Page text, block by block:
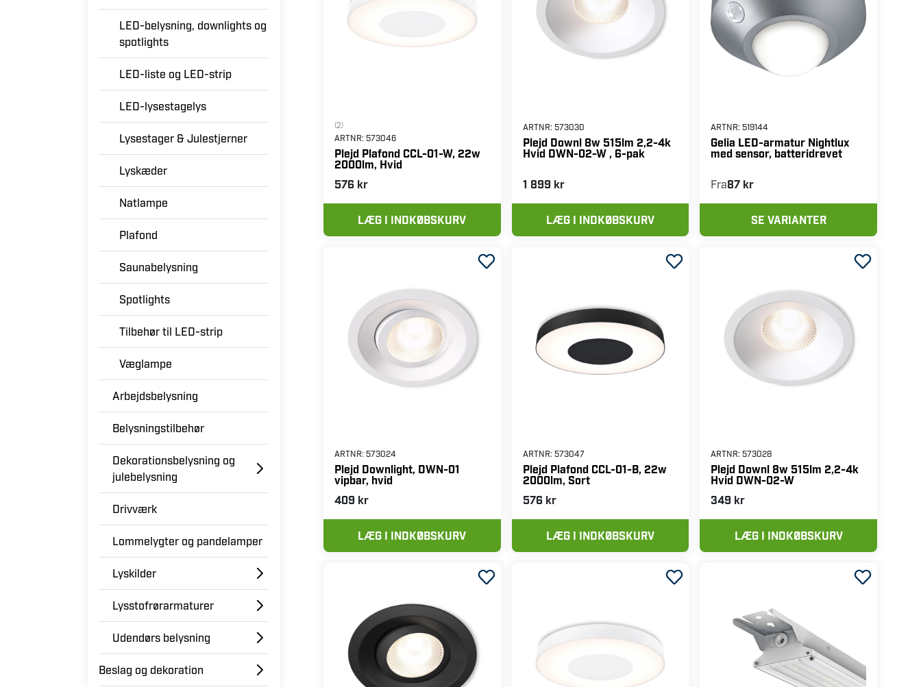
LED-belysning, downlights og
spotlights
LED-liste og LED-strip
LED-lysestagelys
Lysestager & Julestjerner
Lyskæder
Natlampe
Plafond
Saunabelysning
Spotlights
Tilbehør til LED-strip
Væglampe
Arbejdsbelysning
Belysningstilbehør
Dekorationsbelysning og
julebelysning
Drivværk
Lommelygter og pandelamper
Lyskilder
Lysstofrørarmaturer
Udendørs belysning
Beslag og dekoration
(2)
ARTNR: 573046
Plejd Plafond CCL-01-W, 22w
2000lm, Hvid
576 kr
LÆG I INDKØBSKURV
ARTNR: 573030
Plejd Downl 8w 515lm 2,2-4k
Hvid DWN-02-W , 6-pak
1 899 kr
LÆG I INDKØBSKURV
ARTNR:519144
Gelia LED-armatur Nightlux
med sensor, batteridrevet
Fra87 kr
SE VARIANTER
ARTNR: 573024
Plejd Downlight, DWN-01
vipbar, hvid
409 kr
LÆG I INDKØBSKURV
ARTNR: 573047
Plejd Plafond CCL-01-B, 22w
2000lm, Sort
576 kr
LÆG I INDKØBSKURV
ARTNR:573028
Plejd Downl 8w 515lm 2,2-4k
Hvid DWN-02-W
349 kr
LÆG I INDKØBSKURV